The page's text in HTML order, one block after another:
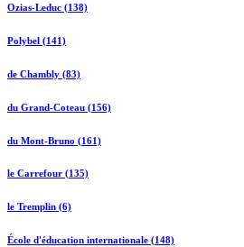
Ozias-Leduc (138)
Polybel (141)
de Chambly (83)
du Grand-Coteau (156)
du Mont-Bruno (161)
le Carrefour (135)
le Tremplin (6)
École d'éducation internationale (148)